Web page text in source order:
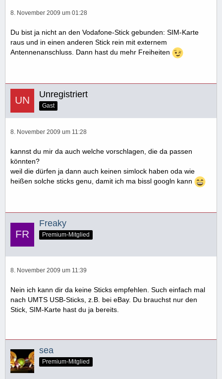
8. November 2009 um 01:28
Du bist ja nicht an den Vodafone-Stick gebunden: SIM-Karte
raus und in einen anderen Stick rein mit externem
Antennenanschluss. Dann hast du mehr Freiheiten
Unregistriert
Gast
8. November 2009 um 11:28
kannst du mir da auch welche vorschlagen, die da passen
könnten?
weil die dürfen ja dann auch keinen simlock haben oda wie
heißen solche sticks genu, damit ich ma bissl googln kann
Freaky
Premium-Mitglied
8. November 2009 um 11:39
Nein ich kann dir da keine Sticks empfehlen. Such einfach mal
nach UMTS USB-Sticks, z.B. bei eBay. Du brauchst nur den
Stick, SIM-Karte hast du ja bereits.
sea
Premium-Mitglied